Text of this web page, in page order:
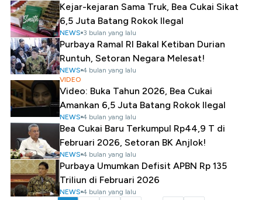
Kejar-kejaran Sama Truk, Bea Cukai Sikat
6,5 Juta Batang Rokok Ilegal
NEWS 3 bulan yang lalu
Purbaya Ramal RI Bakal Ketiban Durian
Runtuh, Setoran Negara Melesat!
NEWS 4 bulan yang lalu
VIDEO
Video: Buka Tahun 2026, Bea Cukai
Amankan 6,5 Juta Batang Rokok Ilegal
NEWS 4 bulan yang lalu
Bea Cukai Baru Terkumpul Rp44,9 T di
Februari 2026, Setoran BK Anjlok!
NEWS 4 bulan yang lalu
Purbaya Umumkan Defisit APBN Rp 135
Triliun di Februari 2026
NEWS 4 bulan yang lalu